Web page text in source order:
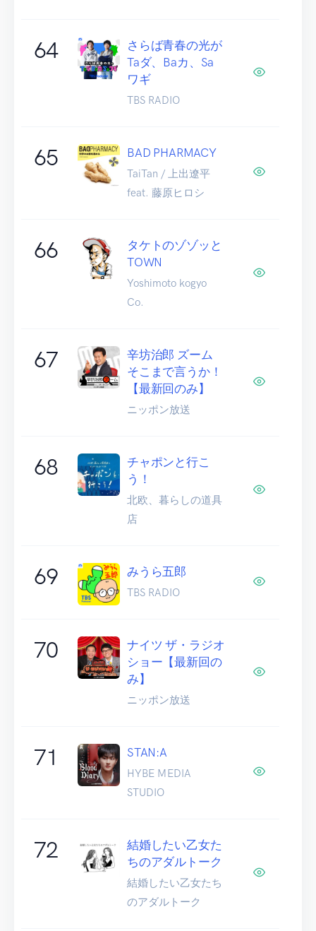
64
さらば青春の光が
Taダ、Baカ、Sa
ワギ
TBS RADIO
65 BAD PHARMACY
TaiTan / 上出遼平
feat. 藤原ヒロシ
66
タケトのゾゾッと
TOWN
Yoshimoto kogyo
Co.
67
辛坊治郎 ズーム
そこまで言うか！
【最新回のみ】
ニッポン放送
68
チャポンと行こ
う！
北欧、暮らしの道具
店
69 みうら五郎
TBS RADIO
70
ナイツ ザ・ラジオ
ショー【最新回の
み】
ニッポン放送
71 STAN:A
HYBE MEDIA
STUDIO
72
結婚したい乙女た
ちのアダルトーク
結婚したい乙女たち
のアダルトーク